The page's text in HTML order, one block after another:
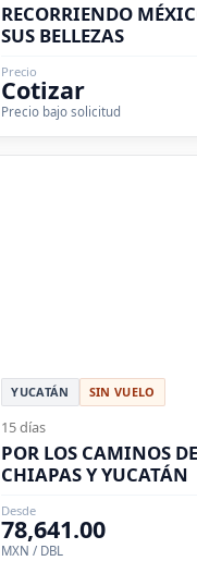
RECORRIENDO
SUS BELLEZAS
Precio
Cotizar
Precio bajo solicitud
YUCATÁN SIN VUELO
15 días
POR LOS CAMINOS
CHIAPAS Y YUCATÁN
Desde
78,641.00
MXN / DBL